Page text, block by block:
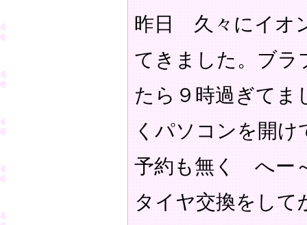
昨日 久々にイオ
てきました。ブラ
たら９時過ぎて
くパソコンを開
予約も無く へー
タイヤ交換をして